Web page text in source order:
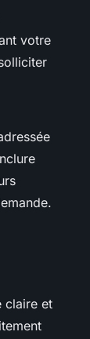
votre
claire et